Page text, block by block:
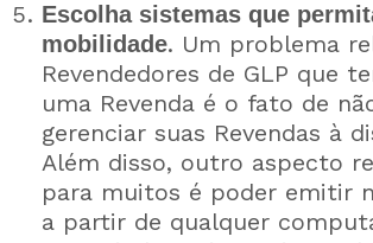
Escolha sistemas que
mobilidade. Um problema
Revendedores de GLP que
uma Revenda é o fato de
gerenciar suas Revendas à
Além disso, outro aspecto
para muitos é poder emitir
a partir de qualquer